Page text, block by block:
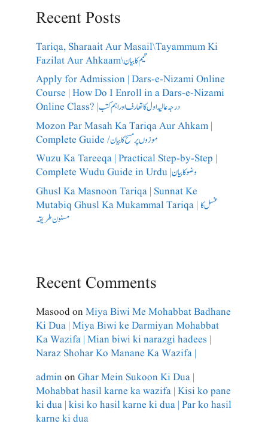
Recent Posts
Tariqa, Sharaait Aur Masail\Tayammum Ki
Fazilat Aur Ahkaam\تیمم کا بیان
Apply for Admission | Dars-e-Nizami Online
Course | How Do I Enroll in a Dars-e-Nizami
Online Class? |درجہ عالیہ اول کا تعارف اور اہم کتب
Mozon Par Masah Ka Tariqa Aur Ahkam |
Complete Guide /​موزوں پر مسح کا بیان
Wuzu Ka Tareeqa | Practical Step-by-Step |
Complete Wudu Guide in Urdu |وضو کا بیان
Ghusl Ka Masnoon Tariqa | Sunnat Ke
Mutabiq Ghusl Ka Mukammal Tariqa | غسل کا
مسنون طریقہ
Recent Comments
MasoodonMiya Biwi Me Mohabbat Badhane
Ki Dua | Miya Biwi ke Darmiyan Mohabbat
Ka Wazifa | Mian biwi ki narazgi hadees |
Naraz Shohar Ko Manane Ka Wazifa |
adminonGhar Mein Sukoon Ki Dua |
Mohabbat hasil karne ka wazifa | Kisi ko pane
ki dua | kisi ko hasil karne ki dua | Par ko hasil
karne ki dua